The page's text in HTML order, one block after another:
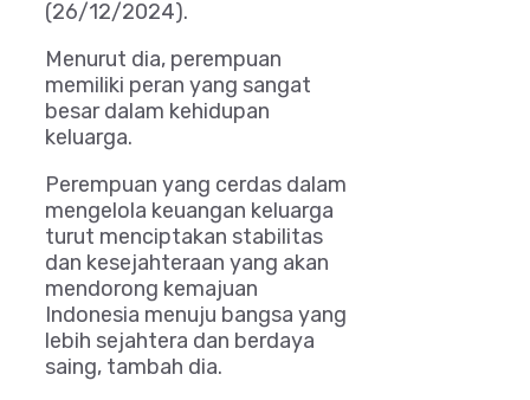
(26/12/2024).
Menurut dia, perempuan
memiliki peran yang sangat
besar dalam kehidupan
keluarga.
Perempuan yang cerdas dalam
mengelola keuangan keluarga
turut menciptakan stabilitas
dan kesejahteraan yang akan
mendorong kemajuan
Indonesia menuju bangsa yang
lebih sejahtera dan berdaya
saing, tambah dia.